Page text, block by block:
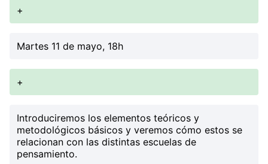
+
Martes 11 de mayo, 18h
+
Introduciremos los elementos teóricos y
metodológicos básicos y veremos cómo estos se
relacionan con las distintas escuelas de
pensamiento.